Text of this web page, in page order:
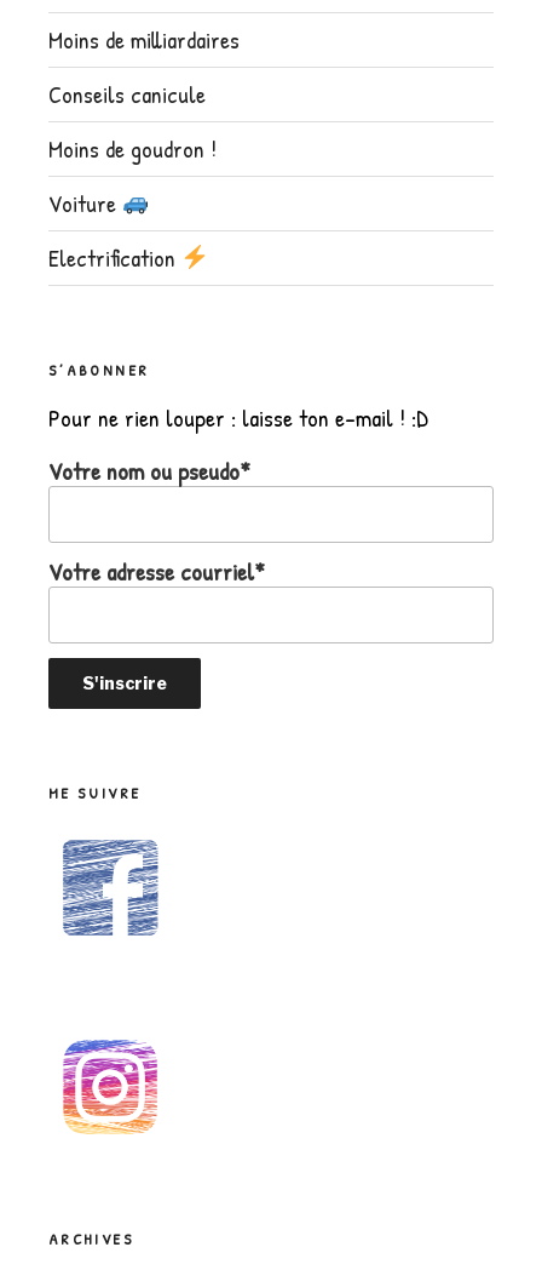
Moins de milliardaires
Conseils canicule
Moins de goudron !
Voiture
Electrification
S’ABONNER
Pour ne rien louper : laisse ton e-mail ! :D
Votre nom ou pseudo*
Votre adresse courriel*
ME SUIVRE
ARCHIVES